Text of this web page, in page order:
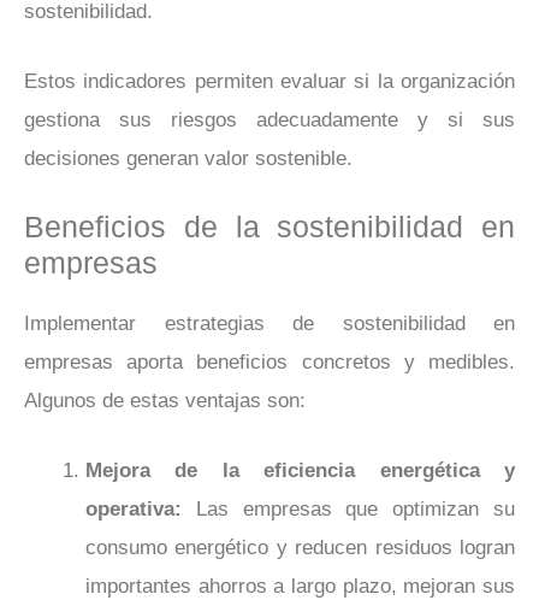
sostenibilidad.
Estos indicadores permiten evaluar si la organización
gestiona sus riesgos adecuadamente y si sus
decisiones generan valor sostenible.
Beneficios de la sostenibilidad en
empresas
Implementar estrategias de sostenibilidad en
empresas aporta beneficios concretos y medibles.
Algunos de estas ventajas son:
Mejora de la eficiencia energética y
operativa:
Las empresas que optimizan su
consumo energético y reducen residuos logran
importantes ahorros a largo plazo, mejoran sus